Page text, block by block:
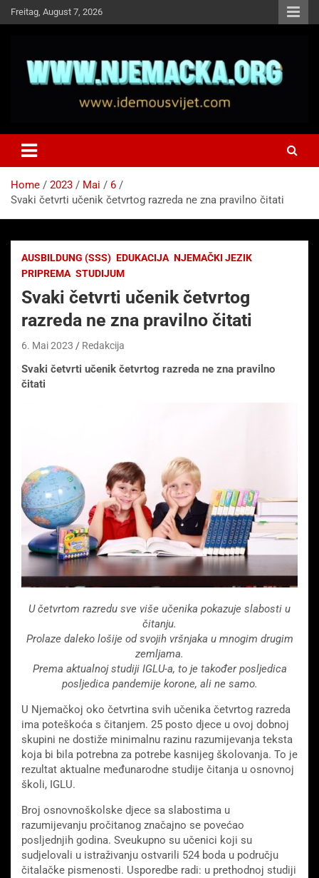
Skip
to
Freitag, August 7, 2026
Idemo u Svijet-Njemacka!
Home 2023 Mai
6
Svaki četvrti učenik četvrtog razreda ne zna pravilno čitati
AUSBILDUNG (SSS) EDUKACIJA NJEMAČKI JEZIK
PRIPREMA STUDIJUM
Svaki četvrti učenik četvrtog
razreda ne zna pravilno čitati
6. Mai 2023 Redakcija
Svaki četvrti učenik četvrtog razreda ne zna pravilno
čitati
U četvrtom razredu sve više učenika pokazuje slabosti u
čitanju.
Prolaze daleko lošije od svojih vršnjaka u mnogim drugim
zemljama.
Prema aktualnoj studiji IGLU-a, to je također posljedica
posljedica pandemije korone, ali ne samo.
U Njemačkoj oko četvrtina svih učenika četvrtog razreda
ima poteškoća s čitanjem. 25 posto djece u ovoj dobnoj
skupini ne dostiže minimalnu razinu razumijevanja teksta
koja bi bila potrebna za potrebe kasnijeg školovanja. To je
rezultat aktualne međunarodne studije čitanja u osnovnoj
školi, IGLU.
Broj osnovnoškolske djece sa slabostima u
razumijevanju pročitanog značajno se povećao
posljednjih godina. Sveukupno su učenici koji su
sudjelovali u istraživanju ostvarili 524 boda u području
čitalačke pismenosti. Usporedbe radi: u prethodnoj studiji